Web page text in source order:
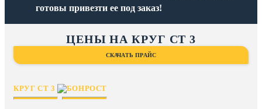
готовы привезти ее под заказ!
ЦЕНЫ НА КРУГ СТ 3
СКАЧАТЬ ПРАЙС
КРУГ СТ 3